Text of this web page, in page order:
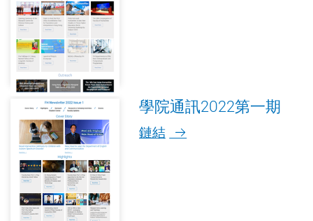
學院通訊2022第一期
鏈結